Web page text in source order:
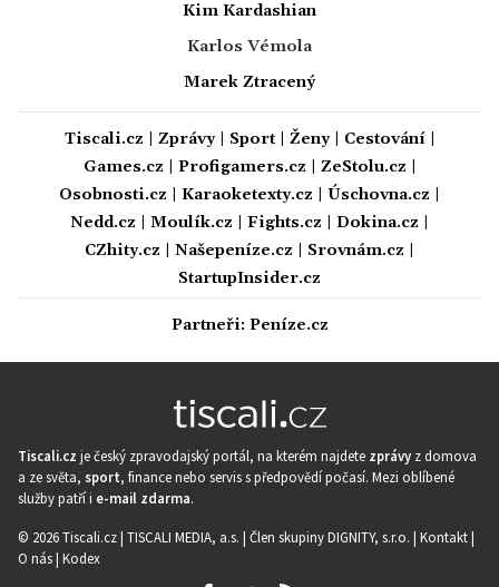
Kim Kardashian
Karlos Vémola
Marek Ztracený
Tiscali.cz Zprávy| Sport| Ženy| Cestování|
Games.cz
Profigamers.cz ZeStolu.cz
Osobnosti.cz
Karaoketexty.cz Úschovna.cz
Nedd.cz
Moulík.cz Fights.cz Dokina.cz
CZhity.cz
Našepeníze.cz Srovnám.cz
StartupInsider.cz
Partneři: Peníze.cz
Tiscali.cz je český zpravodajský portál, na kterém najdete zprávy z domova
a ze světa, sport, finance nebo servis s předpovědí počasí. Mezi oblíbené
služby patří i e-mail zdarma.
© 2026 Tiscali.cz | TISCALI MEDIA, a.s. | Člen skupiny DIGNITY, s.r.o. | Kontakt|
O nás| Kodex